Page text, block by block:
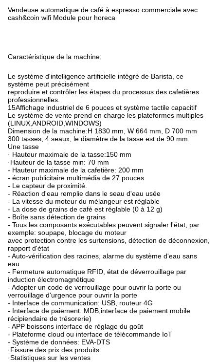
Vendeuse automatique de café à espresso commerciale avec
cash&coin wifi Module pour horeca
Caractéristique de la machine:
Le système d'intelligence artificielle intégré de Barista, ce
système peut précisément
reproduire et contrôler les étapes du processus des cafetières
professionnelles.
15Affichage industriel de 6 pouces et système tactile capacitif
Le système de vente prend en charge les plateformes multiples
(LINUX,ANDROID,WINDOWS)
Dimension de la machine:H 1830 mm, W 664 mm, D 700 mm
300 tasses, 4 seaux, le diamètre de la tasse est de 90 mm.
Une tasse
· Hauteur maximale de la tasse:150 mm
·Hauteur de la tasse min: 70 mm
- Hauteur maximale de la cafetière: 200 mm
- écran publicitaire multimédia de 27 pouces
- Le capteur de proximité.
- Réaction d'eau remplie dans le seau d'eau usée
- La vitesse du moteur du mélangeur est réglable
- La dose de grains de café est réglable (0 à 12 g)
- Boîte sans détection de grains
- Tous les composants exécutables peuvent signaler l'état, par
exemple: soupape, blocage du moteur
avec protection contre les surtensions, détection de déconnexion,
rapport d'état
- Auto-vérification des racines, alarme du système d'eau sans
eau
- Fermeture automatique RFID, état de déverrouillage par
induction électromagnétique
- Adopter un code de verrouillage pour ouvrir la porte ou
verrouillage d'urgence pour ouvrir la porte
- Interface de communication: USB, routeur 4G
- Interface de paiement: MDB,interface de paiement mobile
récipiendaire de trésorerie)
- APP boissons interface de réglage du goût
- Plateforme cloud ou interface de télécommande IoT
- Système de données: EVA-DTS
·Fissure des prix des produits
·Statistiques sur les ventes